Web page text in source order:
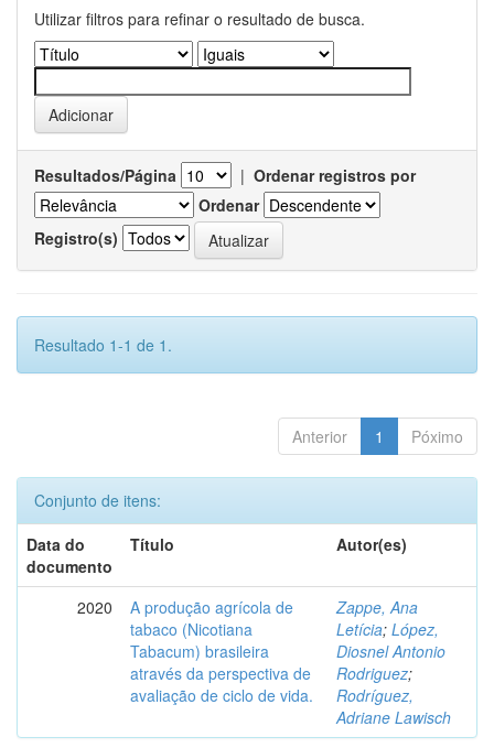
Utilizar filtros para refinar o resultado de busca.
Resultados/Página | Ordenar registros por
Ordenar
Registro(s)
Resultado 1-1 de 1.
Anterior 1 Póximo
Conjunto de itens:
Data do
documento
Título Autor(es)
2020
A produção agrícola de
tabaco (Nicotiana
Tabacum) brasileira
através da perspectiva de
avaliação de ciclo de vida.
Zappe, Ana
Letícia; López,
Diosnel Antonio
Rodriguez;
Rodríguez,
Adriane Lawisch